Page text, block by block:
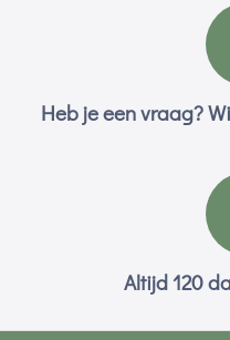
Heb je een vraag?
Altijd 120